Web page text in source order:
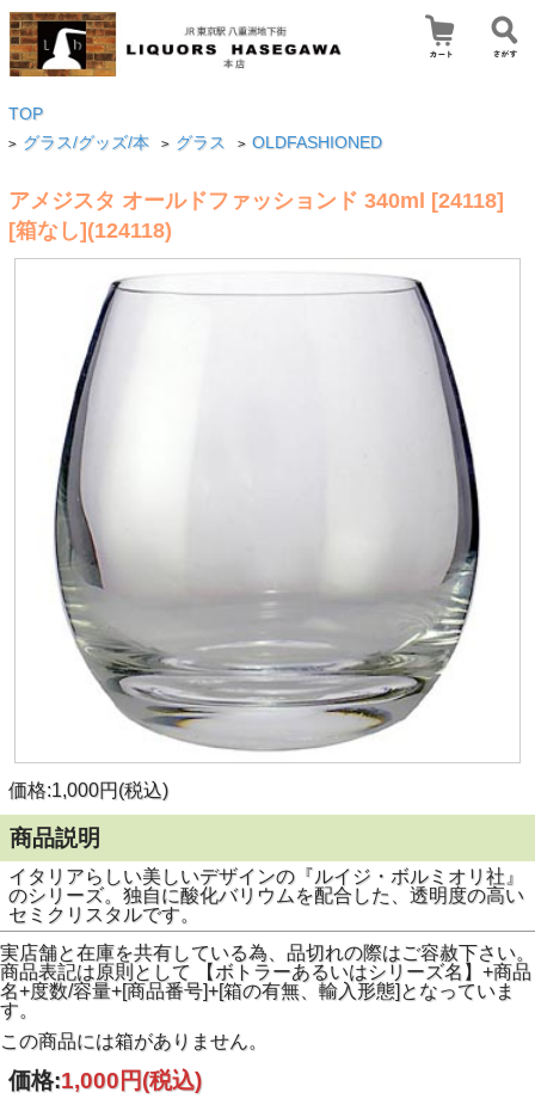
TOP
> グラス/グッズ/本 > グラス > OLDFASHIONED
アメジスタ オールドファッションド 340ml [24118]
[箱なし](124118)
価格:1,000円(税込)
商品説明
イタリアらしい美しいデザインの『ルイジ・ボルミオリ社』
のシリーズ。独自に酸化バリウムを配合した、透明度の高い
セミクリスタルです。
実店舗と在庫を共有している為、品切れの際はご容赦下さい。
商品表記は原則として 【ボトラーあるいはシリーズ名】+商品
名+度数/容量+[商品番号]+[箱の有無、輸入形態]となっていま
す。
この商品には箱がありません。
価格:1,000円(税込)